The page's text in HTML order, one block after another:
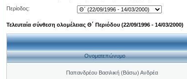
Περίοδος:
Τελευταία σύνθεση ολομέλειας Θ΄ Περιόδου (22/09/1996 - 14/03/2000)
Ονοματεπώνυμο
Παπανδρέου Βασιλική (Βάσω) Ανδρέα